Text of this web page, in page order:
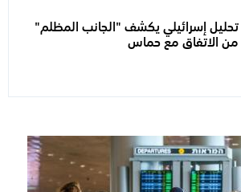
تحليل إسرائيلي يكشف "الجانب المظلم"
من الاتفاق مع حماس